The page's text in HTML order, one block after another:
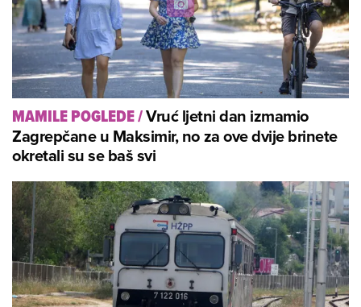
MAMILE POGLEDE/Vruć ljetni dan izmamio
Zagrepčane u Maksimir, no za ove dvije brinete
okretali su se baš svi